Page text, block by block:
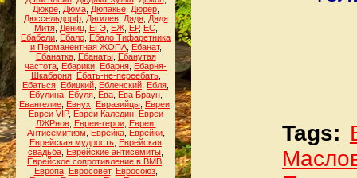
Дюкрё, Дюма, Дюпакье, Дюрер,
Дюссельдорф, Дягилев, Дядя, Дядя
Митя, Дёниц, ЕГЭ, ЕЖ, ЕР, ЕС,
Ебабели Ебало Ебало Тифаретника
и Перманентная ЖОПА, Ебанат,
Ебанатка, Ебанаты, Ебанутая
частота Ебарики Ебарня Ебарня-
Шкабарня, Ебать-не-переебать,
Ебаться Ебицкий Ебленский Ебля
Ебулина, Ебуля, Ева, Ева Браун,
Евангелие Евнух Евразийцы Евреи
Евреи VIP, Евреи Каледин, Евреи
ЛЖРнов, Евреи-герои, Евреи.
Антисемитизм
Еврейка, Еврейки,
Еврейская мудрость Еврейская
свадьба Еврейские антисемиты
Еврейское сопротивление в ВМВ
Европа, Евросовет, Евросоюз,
Tags: